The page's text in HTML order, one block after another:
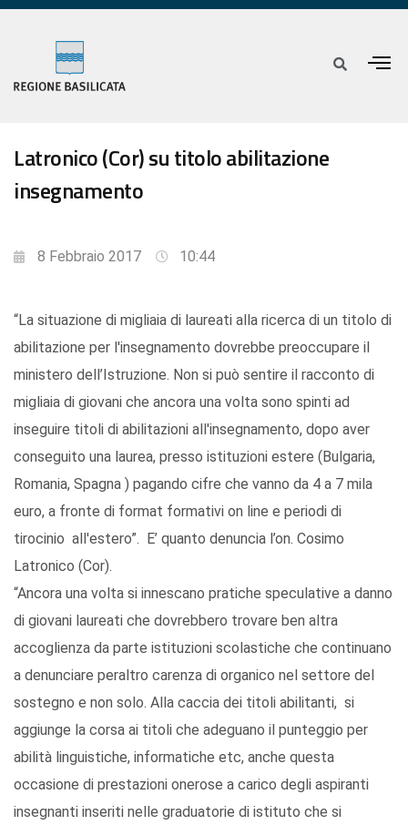
Latronico (Cor) su titolo abilitazione
insegnamento
8 Febbraio 2017 10:44
“La situazione di migliaia di laureati alla ricerca di un titolo di
abilitazione per l'insegnamento dovrebbe preoccupare il
ministero dell’Istruzione. Non si può sentire il racconto di
migliaia di giovani che ancora una volta sono spinti ad
inseguire titoli di abilitazioni all'insegnamento, dopo aver
conseguito una laurea, presso istituzioni estere (Bulgaria,
Romania, Spagna ) pagando cifre che vanno da 4 a 7 mila
euro, a fronte di format formativi on line e periodi di
tirocinio all'estero”. E’ quanto denuncia l’on. Cosimo
Latronico (Cor).
“Ancora una volta si innescano pratiche speculative a danno
di giovani laureati che dovrebbero trovare ben altra
accoglienza da parte istituzioni scolastiche che continuano
a denunciare peraltro carenza di organico nel settore del
sostegno e non solo. Alla caccia dei titoli abilitanti, si
aggiunge la corsa ai titoli che adeguano il punteggio per
abilità linguistiche, informatiche etc, anche questa
occasione di prestazioni onerose a carico degli aspiranti
insegnanti inseriti nelle graduatorie di istituto che si